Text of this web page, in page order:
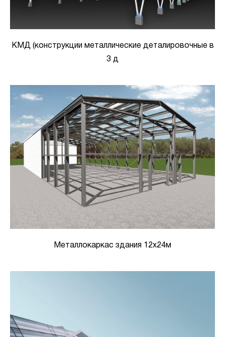
КМД (конструкции металлические деталировочные в
3 д
Металлокаркас здания 12х24м